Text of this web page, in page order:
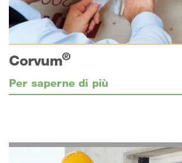
Corvum®
Per saperne di più